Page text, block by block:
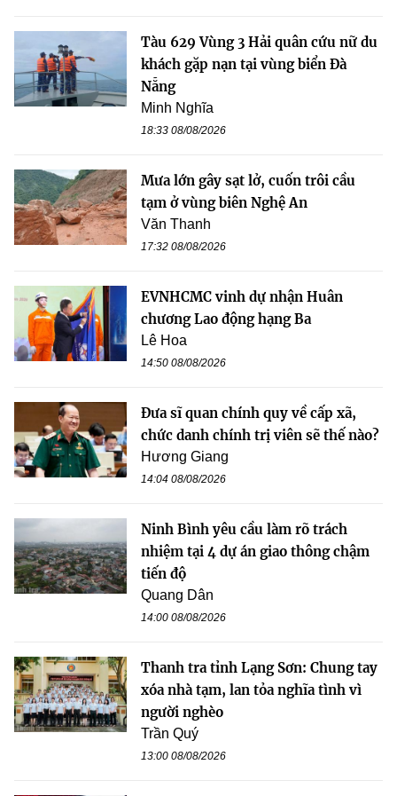
Tàu 629 Vùng 3 Hải quân cứu nữ du
khách gặp nạn tại vùng biển Đà
Nẵng
Minh Nghĩa
18:33 08/08/2026
Mưa lớn gây sạt lở, cuốn trôi cầu
tạm ở vùng biên Nghệ An
Văn Thanh
17:32 08/08/2026
EVNHCMC vinh dự nhận Huân
chương Lao động hạng Ba
Lê Hoa
14:50 08/08/2026
Đưa sĩ quan chính quy về cấp xã,
chức danh chính trị viên sẽ thế nào?
Hương Giang
14:04 08/08/2026
Ninh Bình yêu cầu làm rõ trách
nhiệm tại 4 dự án giao thông chậm
tiến độ
Quang Dân
14:00 08/08/2026
Thanh tra tỉnh Lạng Sơn: Chung tay
xóa nhà tạm, lan tỏa nghĩa tình vì
người nghèo
Trần Quý
13:00 08/08/2026